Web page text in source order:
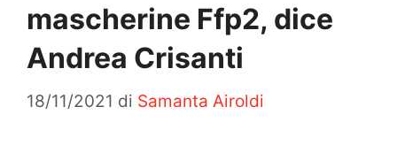
mascherine Ffp2, dice
Andrea Crisanti
18/11/2021 di Samanta Airoldi